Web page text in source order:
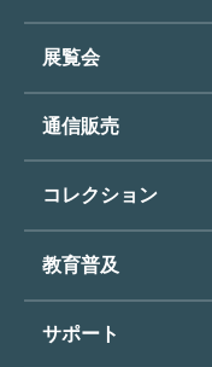
ご利用案内トップ
開館時間・休館日
アクセス
団体のご利用につ
バリアフリー／小さ
展覧会
展覧会・イベントト
次回の展覧会
展覧会スケジュール
過去の展覧会
通信販売
通信販売トップ
コレクション
コレクショントップ
東郷青児
教育普及
教育普及トップ
サポート